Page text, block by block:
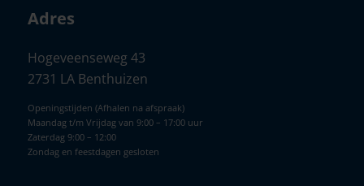
Adres
Hogeveenseweg 43
2731 LA Benthuizen
Openingstijden (Afhalen na afspraak)
Maandag t/m Vrijdag van 9:00 – 17:00 uur
Zaterdag 9:00 – 12:00
Zondag en feestdagen gesloten